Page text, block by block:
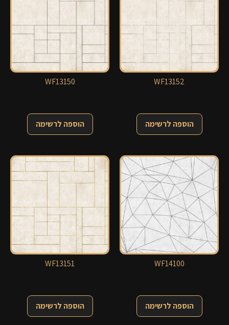
WF13150
הוספה לרשימה
WF13152
הוספה לרשימה
WF13151
הוספה לרשימה
WF14100
הוספה לרשימה